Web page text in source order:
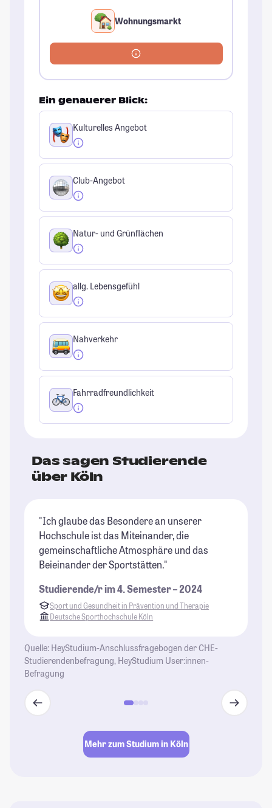
Wohnungsmarkt
Ein genauerer Blick:
Kulturelles Angebot
Club-Angebot
Natur- und Grünflächen
allg. Lebensgefühl
Nahverkehr
Fahrradfreundlichkeit
Das sagen Studierende
über Köln
"Ich glaube das Besondere an unserer
Hochschule ist das Miteinander, die
gemeinschaftliche Atmosphäre und das
Beieinander der Sportstätten."
Studierende/r im 4. Semester – 2024
Sport und Gesundheit in Prävention und Therapie
Deutsche Sporthochschule Köln
Quelle: HeyStudium-Anschlussfragebogen der CHE-
Studierendenbefragung, HeyStudium User:innen-
Befragung
Mehr zum Studium in Köln